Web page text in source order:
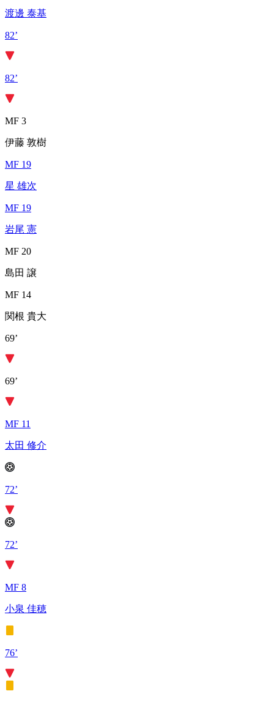
渡邊 泰基
82’
82’
MF 3
伊藤 敦樹
MF 19
星 雄次
MF 19
岩尾 憲
MF 20
島田 譲
MF 14
関根 貴大
69’
69’
MF 11
太田 修介
72’
72’
MF 8
小泉 佳穂
76’